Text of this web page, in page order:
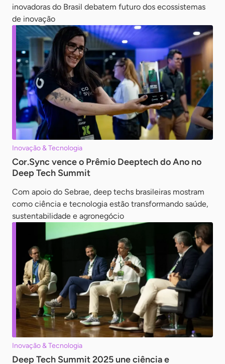
inovadoras do Brasil debatem futuro dos ecossistemas
de inovação
Inovação & Tecnologia
Cor.Sync vence o Prêmio Deeptech do Ano no
Deep Tech Summit
Com apoio do Sebrae, deep techs brasileiras mostram
como ciência e tecnologia estão transformando saúde,
sustentabilidade e agronegócio
Inovação & Tecnologia
Deep Tech Summit 2025 une ciência e